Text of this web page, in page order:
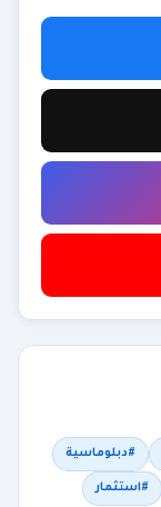
#دبلوماسية
#استثمار